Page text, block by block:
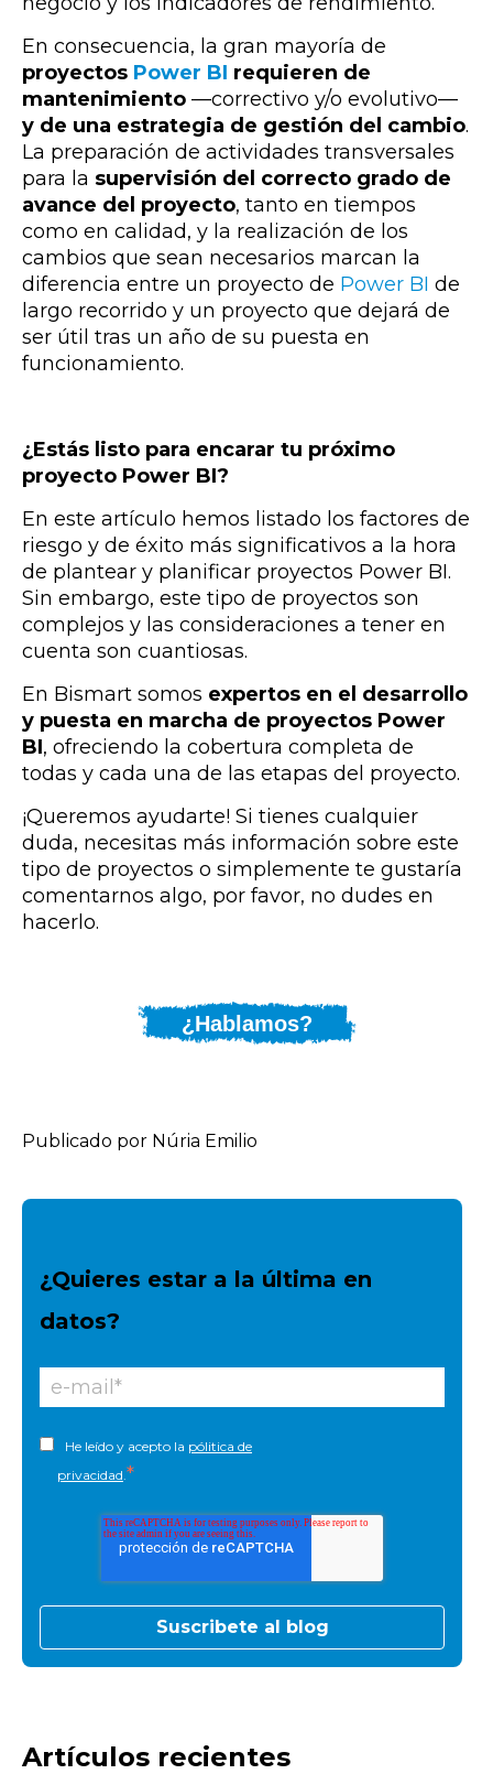
En consecuencia, la gran mayoría de
proyectos Power BI requieren de
mantenimiento —correctivo y/o evolutivo—
y de una estrategia de gestión del cambio.
La preparación de actividades transversales
para la supervisión del correcto grado de
avance del proyecto, tanto en tiempos
como en calidad, y la realización de los
cambios que sean necesarios marcan la
diferencia entre un proyecto de Power BI de
largo recorrido y un proyecto que dejará de
ser útil tras un año de su puesta en
funcionamiento.
¿Estás listo para encarar tu próximo
proyecto Power BI?
En este artículo hemos listado los factores de
riesgo y de éxito más significativos a la hora
de plantear y planificar proyectos Power BI.
Sin embargo, este tipo de proyectos son
complejos y las consideraciones a tener en
cuenta son cuantiosas.
En Bismart somos expertos en el desarrollo
y puesta en marcha de proyectos Power
BI, ofreciendo la cobertura completa de
todas y cada una de las etapas del proyecto.
¡Queremos ayudarte! Si tienes cualquier
duda, necesitas más información sobre este
tipo de proyectos o simplemente te gustaría
comentarnos algo, por favor, no dudes en
hacerlo.
¿Hablamos?
Publicado por Núria Emilio
¿Quieres estar a la última en
datos?
He leído y acepto la pólitica de
privacidad.*
Artículos recientes